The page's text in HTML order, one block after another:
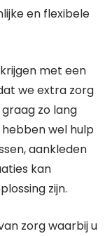
en flexibele
met een
we extra zorg
zo lang
wel hulp
aankleden
kan
zijn.
zorg waarbij u